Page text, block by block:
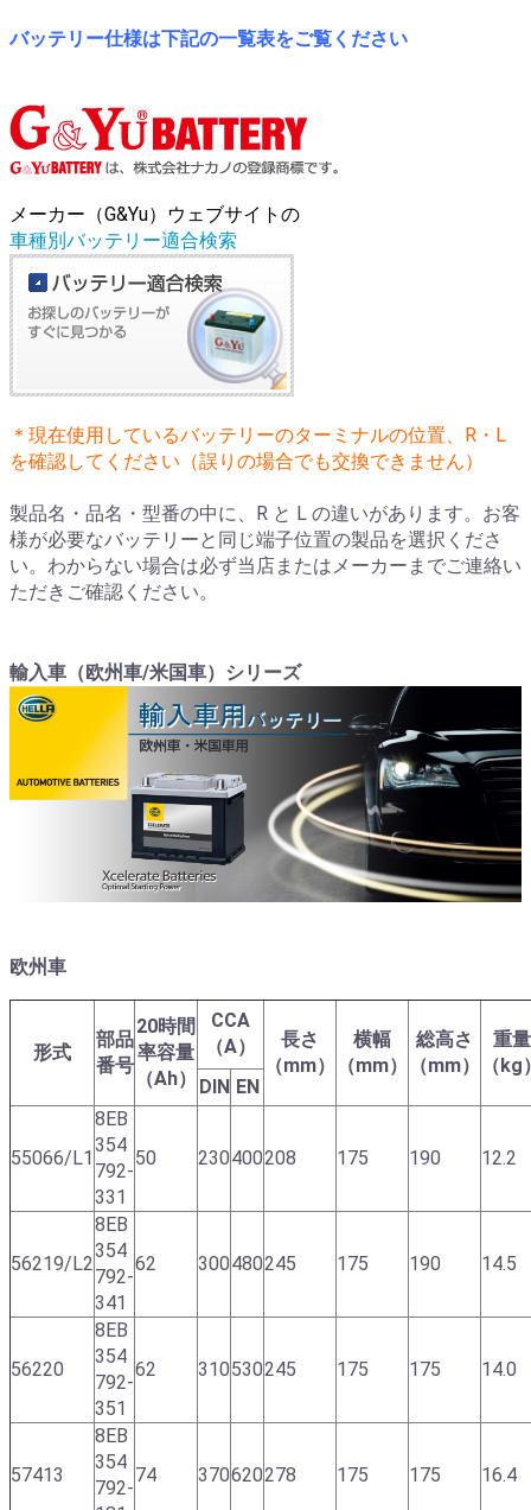
バッテリー仕様は下記の一覧表をご覧ください
メーカー（G&Yu）ウェブサイトの
車種別バッテリー適合検索
＊現在使用しているバッテリーのターミナルの位置、R・L
を確認してください（誤りの場合でも交換できません）
製品名・品名・型番の中に、R と L の違いがあります。お客
様が必要なバッテリーと同じ端子位置の製品を選択くださ
い。わからない場合は必ず当店またはメーカーまでご連絡い
ただきご確認ください。
輸入車（欧州車/米国車）シリーズ
欧州車
形式
部品
番号
20時間
率容量
（Ah）
CCA
（A）
長さ
（mm）
横幅
（mm）
総高さ
（mm）
重量
（kg
DIN EN
55066/L1
8EB
354
792-
331
50 230400208 175 190 12.2
56219/L2
8EB
354
792-
341
62 300480245 175 190 14.5
56220
8EB
354
792-
351
62 310530245 175 175 14.0
57413
8EB
354
792-
74 370620278 175 175 16.4